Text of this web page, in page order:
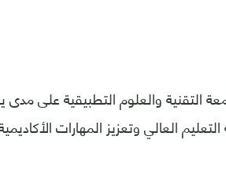
التقنية والعلوم التطبيقية على مدى
العالي وتعزيز المهارات